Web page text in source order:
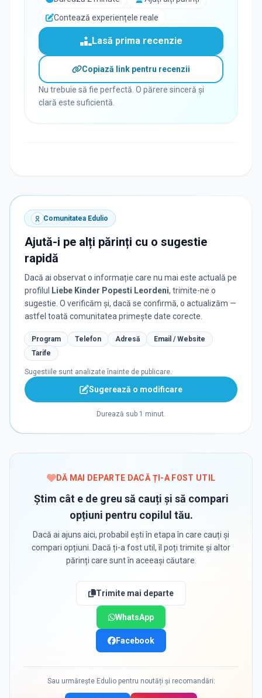
Contează experiențele reale
Lasă prima recenzie
Copiază link pentru recenzii
Nu trebuie să fie perfectă. O părere sinceră și
clară este suficientă.
Comunitatea Edulio
Ajută-i pe alți părinți cu o sugestie
rapidă
Dacă ai observat o informație care nu mai este actuală pe
profilul
Liebe Kinder Popesti Leordeni, trimite-ne o
sugestie. O verificăm și, dacă se confirmă, o actualizăm —
astfel toată comunitatea primește date corecte.
Program Telefon Adresă
Email / Website
Tarife
Sugestiile sunt analizate înainte de publicare.
Sugerează o modificare
Durează sub 1 minut.
DĂ MAI DEPARTE DACĂ ȚI-A FOST UTIL
Știm cât e de greu să cauți și să compari
opțiuni pentru copilul tău.
Dacă ai ajuns aici, probabil ești în etapa în care cauți și
compari opțiuni. Dacă ți-a fost util, îl poți trimite și altor
părinți care sunt în aceeași căutare.
Trimite mai departe
WhatsApp
Facebook
Sau urmărește Edulio pentru noutăți și recomandări: